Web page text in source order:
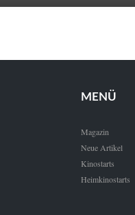
MENÜ
Magazin
Neue Artikel
Kinostarts
Heimkinostarts